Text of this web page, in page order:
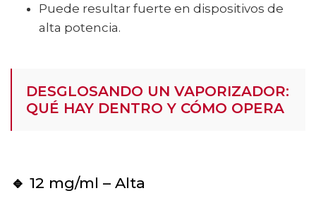
Puede resultar fuerte en dispositivos de
alta potencia.
DESGLOSANDO UN VAPORIZADOR:
QUÉ HAY DENTRO Y CÓMO OPERA
🔹 12 mg/ml – Alta